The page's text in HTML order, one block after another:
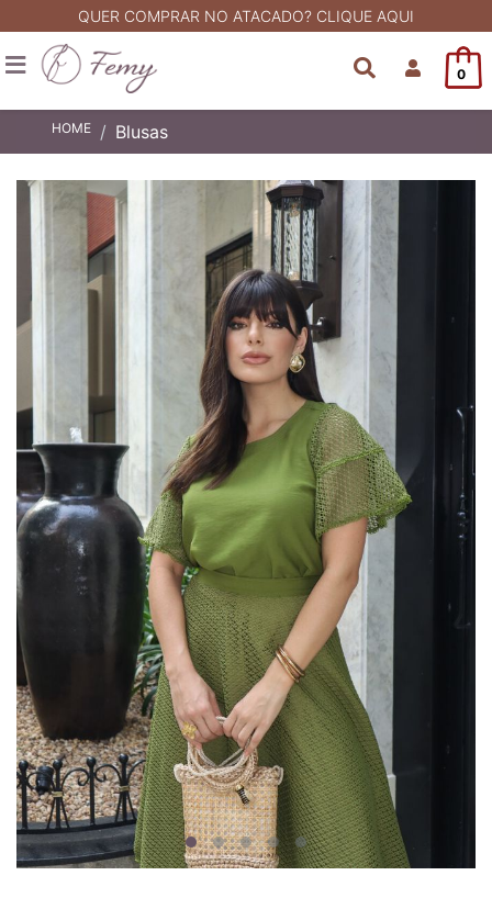
QUER COMPRAR NO ATACADO? CLIQUE AQUI
0
HOME Blusas